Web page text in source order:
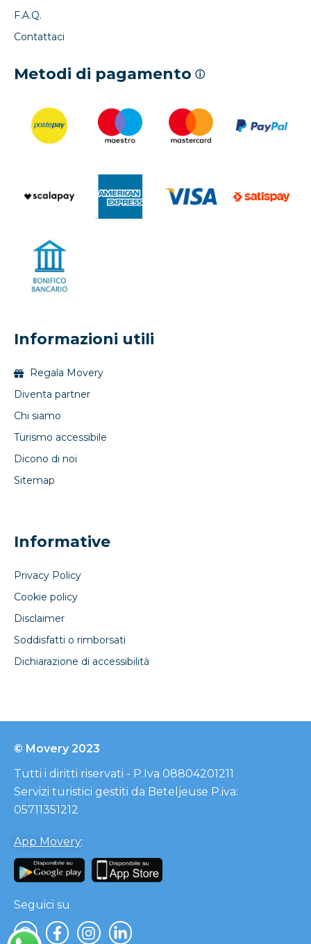
F.A.Q.
Contattaci
Metodi di pagamento ⓘ
Informazioni utili
Regala Movery
Diventa partner
Chi siamo
Turismo accessibile
Dicono di noi
Sitemap
Informative
Privacy Policy
Cookie policy
Disclaimer
Soddisfatti o rimborsati
Dichiarazione di accessibilità
© Movery 2023
Tutti i diritti riservati - P.Iva 08804201211
Servizi turistici gestiti da Beteljeuse P.iva:
05711351212
App Movery:
Seguici su